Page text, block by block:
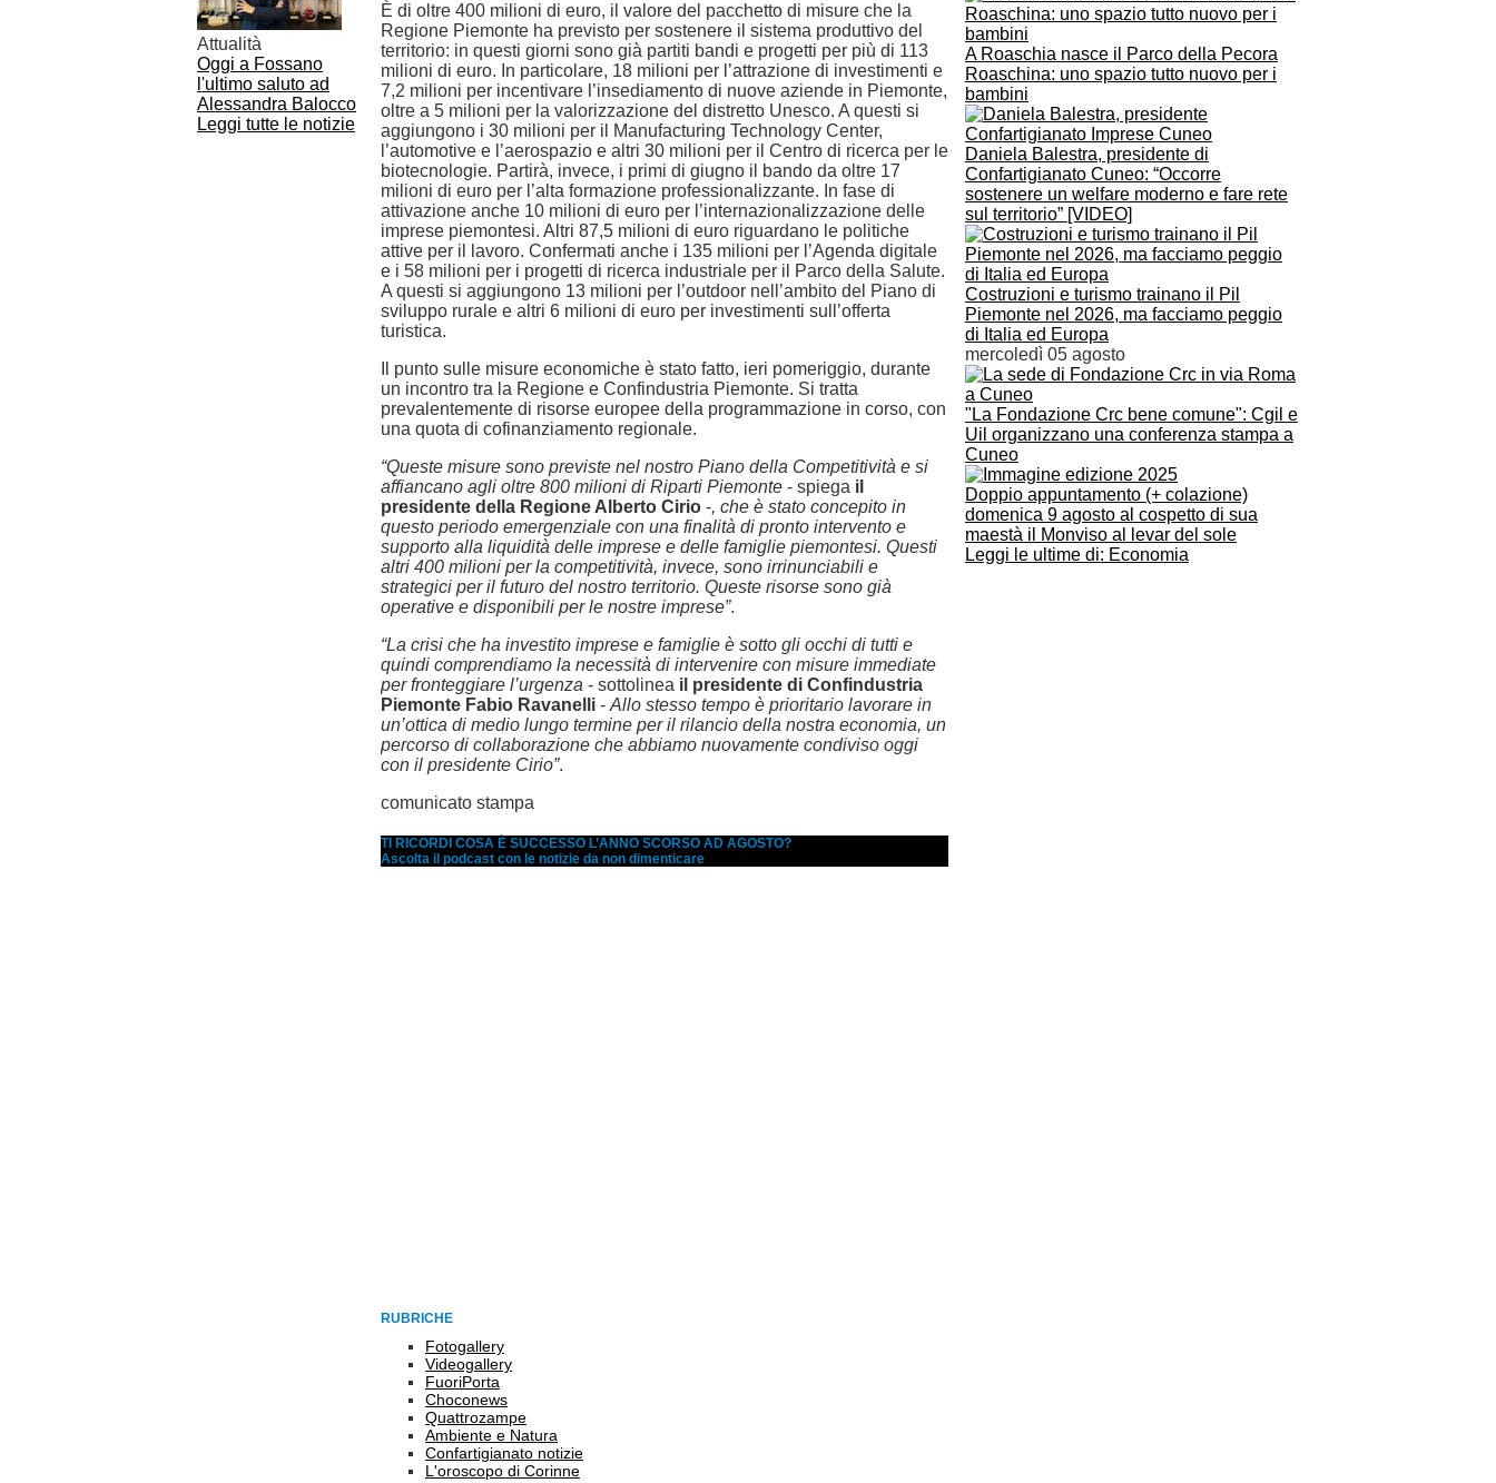
A Roaschia nasce il Parco della Pecora
Roaschina: uno spazio tutto nuovo per i
bambini
Daniela Balestra, presidente di
Confartigianato Cuneo: “Occorre
sostenere un welfare moderno e fare rete
sul territorio” [VIDEO]
Costruzioni e turismo trainano il Pil
Piemonte nel 2026, ma facciamo peggio
di Italia ed Europa
mercoledì 05 agosto
"La Fondazione Crc bene comune": Cgil e
Uil organizzano una conferenza stampa a
Cuneo
Doppio appuntamento (+ colazione)
domenica 9 agosto al cospetto di sua
maestà il Monviso al levar del sole
Leggi le ultime di: Economia
Attualità
Oggi a Fossano
l'ultimo saluto ad
Alessandra Balocco
Leggi tutte le notizie
È di oltre 400 milioni di euro, il valore del pacchetto di misure che la
Regione Piemonte ha previsto per sostenere il sistema produttivo del
territorio: in questi giorni sono già partiti bandi e progetti per più di 113
milioni di euro. In particolare, 18 milioni per l’attrazione di investimenti e
7,2 milioni per incentivare l’insediamento di nuove aziende in Piemonte,
oltre a 5 milioni per la valorizzazione del distretto Unesco. A questi si
aggiungono i 30 milioni per il Manufacturing Technology Center,
l’automotive e l’aerospazio e altri 30 milioni per il Centro di ricerca per le
biotecnologie. Partirà, invece, i primi di giugno il bando da oltre 17
milioni di euro per l’alta formazione professionalizzante. In fase di
attivazione anche 10 milioni di euro per l’internazionalizzazione delle
imprese piemontesi. Altri 87,5 milioni di euro riguardano le politiche
attive per il lavoro. Confermati anche i 135 milioni per l’Agenda digitale
e i 58 milioni per i progetti di ricerca industriale per il Parco della Salute.
A questi si aggiungono 13 milioni per l’outdoor nell’ambito del Piano di
sviluppo rurale e altri 6 milioni di euro per investimenti sull’offerta
turistica.
Il punto sulle misure economiche è stato fatto, ieri pomeriggio, durante
un incontro tra la Regione e Confindustria Piemonte. Si tratta
prevalentemente di risorse europee della programmazione in corso, con
una quota di cofinanziamento regionale.
“Queste misure sono previste nel nostro Piano della Competitività e si
affiancano agli oltre 800 milioni di Riparti Piemonte - spiega il
presidente della Regione Alberto Cirio -, che è stato concepito in
questo periodo emergenziale con una finalità di pronto intervento e
supporto alla liquidità delle imprese e delle famiglie piemontesi. Questi
altri 400 milioni per la competitività, invece, sono irrinunciabili e
strategici per il futuro del nostro territorio. Queste risorse sono già
operative e disponibili per le nostre imprese”.
“La crisi che ha investito imprese e famiglie è sotto gli occhi di tutti e
quindi comprendiamo la necessità di intervenire con misure immediate
per fronteggiare l’urgenza - sottolinea il presidente di Confindustria
Piemonte Fabio Ravanelli - Allo stesso tempo è prioritario lavorare in
un’ottica di medio lungo termine per il rilancio della nostra economia, un
percorso di collaborazione che abbiamo nuovamente condiviso oggi
con il presidente Cirio”.
comunicato stampa
TI RICORDI COSA È SUCCESSO L’ANNO SCORSO AD AGOSTO?
Ascolta il podcast con le notizie da non dimenticare
RUBRICHE
Fotogallery
Videogallery
FuoriPorta
Choconews
Quattrozampe
Ambiente e Natura
Confartigianato notizie
L'oroscopo di Corinne